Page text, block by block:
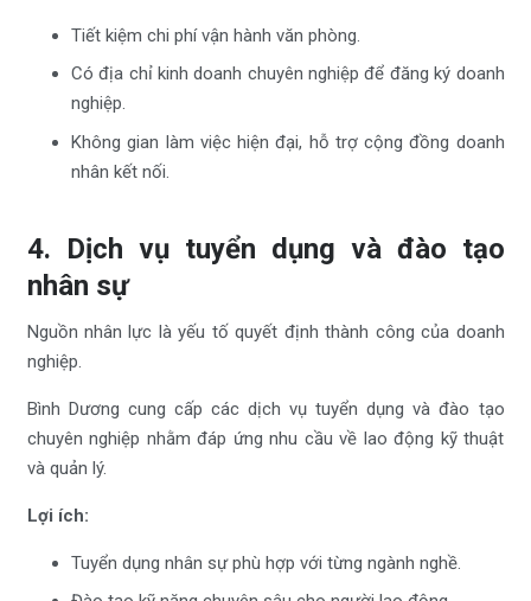
Tiết kiệm chi phí vận hành văn phòng.
Có địa chỉ kinh doanh chuyên nghiệp để đăng ký doanh
nghiệp.
Không gian làm việc hiện đại, hỗ trợ cộng đồng doanh
nhân kết nối.
4. Dịch vụ tuyển dụng và đào tạo
nhân sự
Nguồn nhân lực là yếu tố quyết định thành công của doanh
nghiệp.
Bình Dương cung cấp các dịch vụ tuyển dụng và đào tạo
chuyên nghiệp nhằm đáp ứng nhu cầu về lao động kỹ thuật
và quản lý.
Lợi ích:
Tuyển dụng nhân sự phù hợp với từng ngành nghề.